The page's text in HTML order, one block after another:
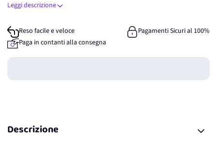
Leggi descrizione
Reso facile e veloce
Pagamenti Sicuri al 100%
Paga in contanti alla consegna
Guadagna
Descrizione